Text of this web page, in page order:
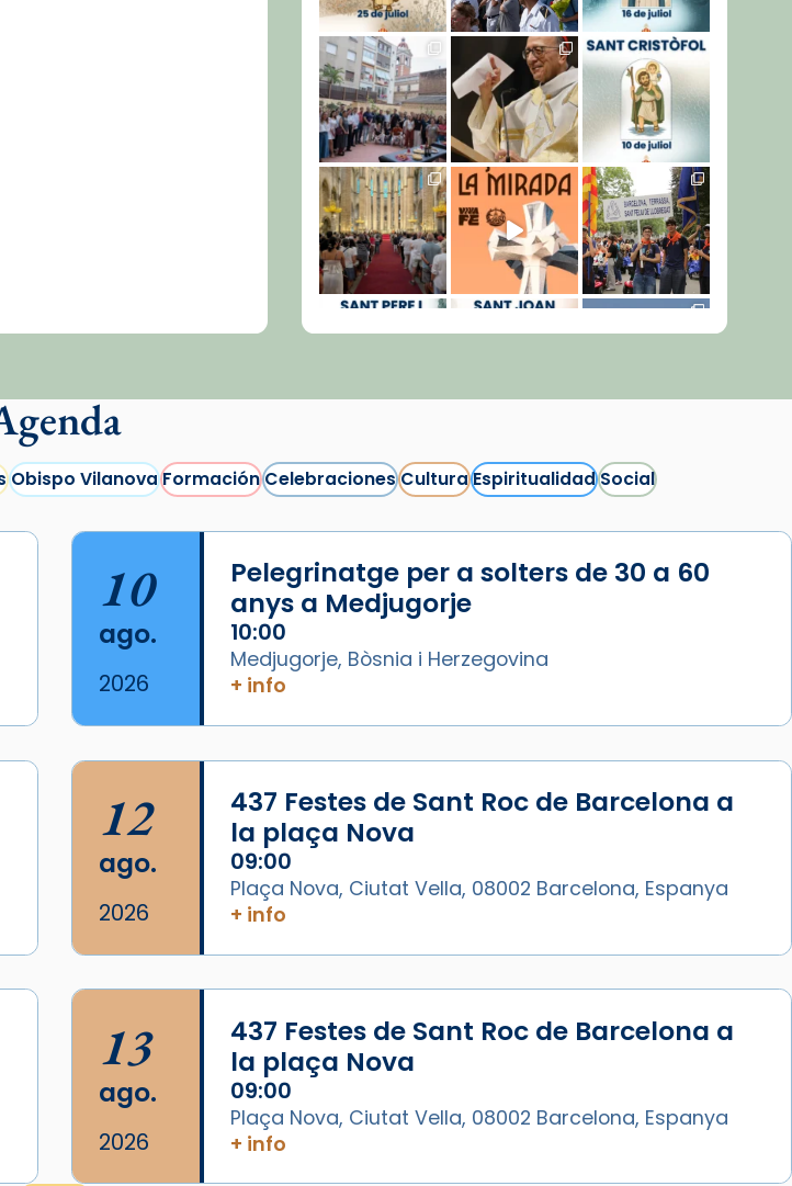
Cargar más...
Obispo VilanovaFormaciónCelebracionesCulturaEspiritualidadSocial
10
ago.
2026
Pelegrinatge per a solters de 30 a 60
anys a Medjugorje
10:00
Medjugorje, Bòsnia i Herzegovina
+ info
12
ago.
2026
437 Festes de Sant Roc de Barcelona a
la plaça Nova
09:00
Plaça Nova, Ciutat Vella, 08002 Barcelona, Espanya
+ info
13
ago.
2026
437 Festes de Sant Roc de Barcelona a
la plaça Nova
09:00
Plaça Nova, Ciutat Vella, 08002 Barcelona, Espanya
+ info